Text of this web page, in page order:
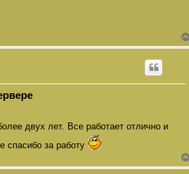
двух лет. Все работает отлично и
спасибо за работу